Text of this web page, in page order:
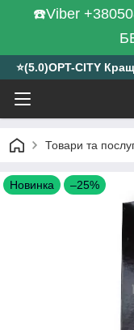
☎️Viber
⭐️(5.0)OPT-CITY
Товари та
Новинка –25%